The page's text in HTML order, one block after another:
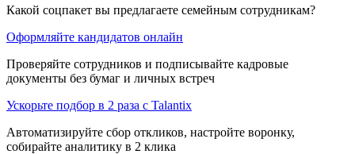
Какой соцпакет вы предлагаете семейным сотрудникам?
Оформляйте кандидатов онлайн
Проверяйте сотрудников и подписывайте кадровые
документы без бумаг и личных встреч
Ускорьте подбор в 2 раза с Talantix
Автоматизируйте сбор откликов, настройте воронку,
собирайте аналитику в 2 клика